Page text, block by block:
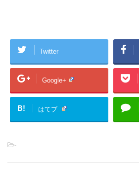
Twitter
Google+
B! はてブ
-